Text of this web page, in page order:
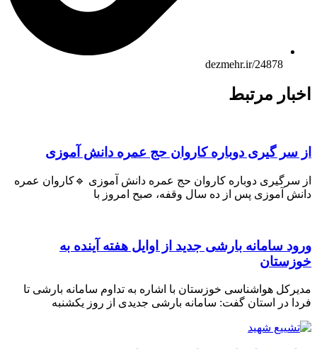
dezmehr.ir/24878
مرتبط
سر گیری دوباره کاروان حج عمره دانش آموزی
سرگیری دوباره کاروان حج عمره دانش آموزی 🔹کاروان عمره
آموزی پس از ده سال وقفه، صبح امروز با
سامانه بارشی جدید از اوایل هفته آینده به
هواشناسی خوزستان با اشاره به تداوم سامانه بارشی تا
در استان گفت: سامانه بارشی جدیدی از روز یکشنبه